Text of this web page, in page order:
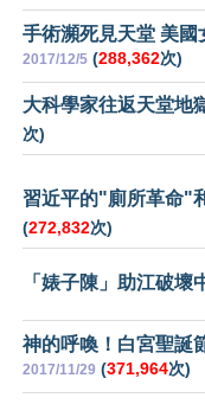
手術瀕死見天堂 美國
2017/12/5 (288,362次)
大科學家往返天堂地
次)
習近平的"廁所革命"
(272,832次)
「婊子陳」助江破壞
神的呼喚！白宮聖誕
2017/11/29 (371,964次)